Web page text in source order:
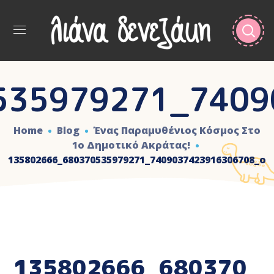
Home Blog
Ένας Παραμυθένιος Κόσμος Στο
1ο Δημοτικό Ακράτας!
135802666_680370535979271_7409037423916306708_o
135802666_680370